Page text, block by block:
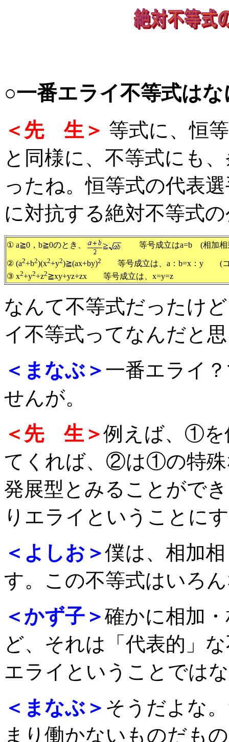
○一番エライ不等式はな
＜先 生＞ 等式に、恒
と同様に、不等式にも
ったね。恒等式の代表
に対抗する絶対不等式
① a≧0，b≧0のとき、 等号成立はa=b (相加相
② (a2+b2)(x2+y2)≧(ax+by)2
等号成立は、a：b=x：y (コ
③ x2+y2+z2≧xy+yz+zx 等号成立は、x=y=z
なんて不等式だったけ
イ不等式ってなんだと
＜まなぶ＞ 一番エライ
せんが。
＜先 生＞例えば、①を
てくれば、②は①の特
発展型とみることがで
りエライということに
＜よしお＞僕は、相加
す。この不等式はいろ
＜かず子＞確かに相加
ど、それは「代表的」
エライということでは
＜まなぶ＞ そうだよな
まり働かないものだも